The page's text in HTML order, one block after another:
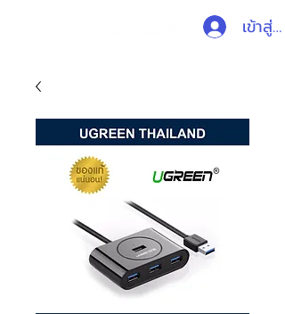
เข้าสู่ร